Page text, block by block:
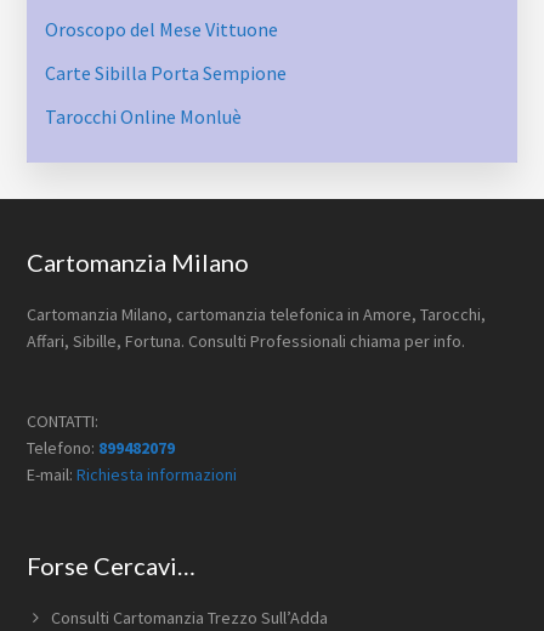
Oroscopo del Mese Vittuone
Carte Sibilla Porta Sempione
Tarocchi Online Monluè
Footer
Cartomanzia Milano
Cartomanzia Milano, cartomanzia telefonica in Amore, Tarocchi,
Affari, Sibille, Fortuna. Consulti Professionali chiama per info.
CONTATTI:
Telefono: 899482079
E-mail:Richiesta informazioni
Forse Cercavi…
Consulti Cartomanzia Trezzo Sull’Adda